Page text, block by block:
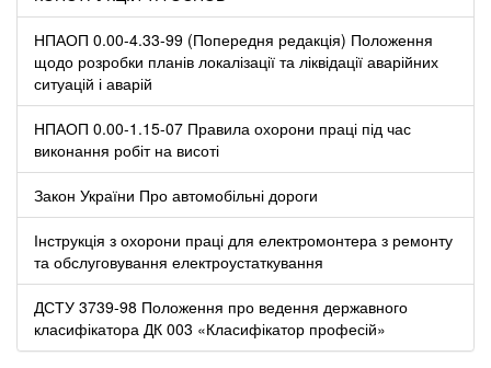
НПАОП 0.00-4.33-99 (Попередня редакція) Положення
щодо розробки планів локалізації та ліквідації аварійних
ситуацій і аварій
НПАОП 0.00-1.15-07 Правила охорони праці під час
виконання робіт на висоті
Закон України Про автомобільні дороги
Інструкція з охорони праці для електромонтера з ремонту
та обслуговування електроустаткування
ДСТУ 3739-98 Положення про ведення державного
класифікатора ДК 003 «Класифікатор професій»